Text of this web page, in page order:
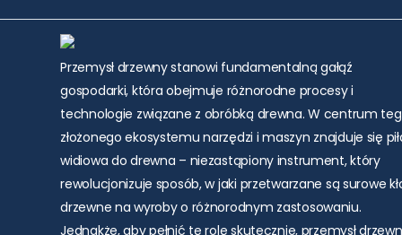
Przemysł drzewny stanowi fundamentalną gałąź
gospodarki, która obejmuje różnorodne procesy i
technologie związane z obróbką drewna. W centrum
złożonego ekosystemu narzędzi i maszyn znajduje się
widiowa do drewna – niezastąpiony instrument, który
rewolucjonizuje sposób, w jaki przetwarzane są surowe
drzewne na wyroby o różnorodnym zastosowaniu.
Jednakże, aby pełnić tę rolę skutecznie, przemysł